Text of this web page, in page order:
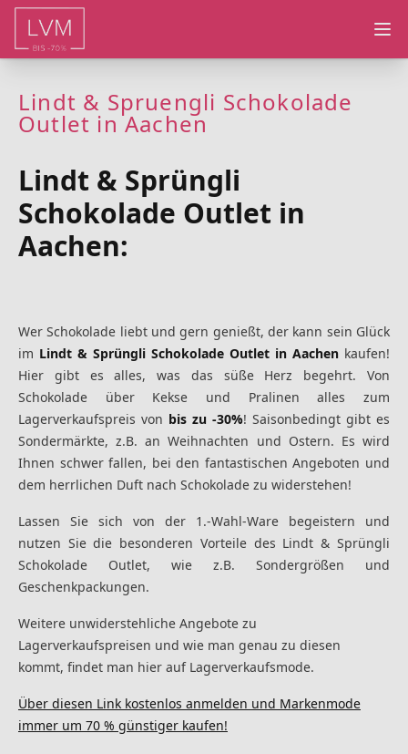
Lindt & Spruengli Schokolade
Outlet in Aachen
Lindt & Sprüngli
Schokolade Outlet in
Aachen:
Wer Schokolade liebt und gern genießt, der kann sein Glück
im Lindt & Sprüngli Schokolade Outlet in Aachenkaufen!
Hier gibt es alles, was das süße Herz begehrt. Von
Schokolade über Kekse und Pralinen alles zum
Lagerverkaufspreis von bis zu -30%! Saisonbedingt gibt es
Sondermärkte, z.B. an Weihnachten und Ostern. Es wird
Ihnen schwer fallen, bei den fantastischen Angeboten und
dem herrlichen Duft nach Schokolade zu widerstehen!
Lassen Sie sich von der 1.-Wahl-Ware begeistern und
nutzen Sie die besonderen Vorteile des Lindt & Sprüngli
Schokolade Outlet, wie z.B. Sondergrößen und
Geschenkpackungen.
Weitere unwiderstehliche Angebote zu
Lagerverkaufspreisen und wie man genau zu diesen
kommt, findet man hier auf Lagerverkaufsmode.
Über diesen Link kostenlos anmelden und Markenmode
immer um 70 % günstiger kaufen!